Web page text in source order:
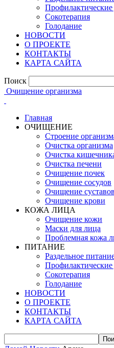
Сокотерапия
Голодание
НОВОСТИ
О ПРОЕКТЕ
КОНТАКТЫ
КАРТА САЙТА
Поиск
Очищение организма
Главная
ОЧИЩЕНИЕ
Строение
Очистка организма
Очистка
Очистка печени
Очищение почек
Очищение сосудов
Очищение суставов
Очищение крови
КОЖА ЛИЦА
Очищение кожи
Маски для лица
Проблемная кожа
ПИТАНИЕ
Раздельное
Сокотерапия
Голодание
НОВОСТИ
О ПРОЕКТЕ
КОНТАКТЫ
КАРТА САЙТА